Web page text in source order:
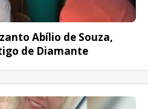
Abílio de Souza,
de Diamante